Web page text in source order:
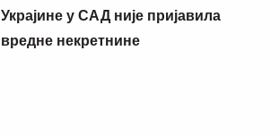
Украјине у САД није пријавила
вредне некретнине